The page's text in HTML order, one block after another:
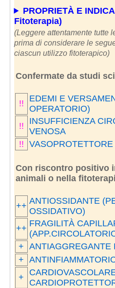
PROPRIETÀ E
Fitoterapia)
(Leggere attentamente tutte
prima di considerare le
ciascun utilizzo fitoterapico)
Confermate da studi
!!
EDEMI E
OPERATORIO)
!!
INSUFFICIENZA
VENOSA
!!
Con riscontro positivo
animali o nella
++ ANTIOSSIDANTE
OSSIDATIVO)
++ FRAGILITÀ
+ ANTIAGGREGANTE
+
+